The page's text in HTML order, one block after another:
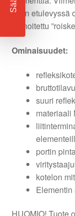
vaan etulevyssä
pinnoitettu
Ominaisuudet:
suuri
materiaali
portin
kotelon
Elementin